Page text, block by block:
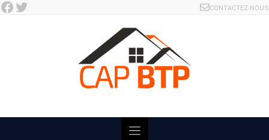
Skip
Facebook Twitter CONTACTEZ-NOUS